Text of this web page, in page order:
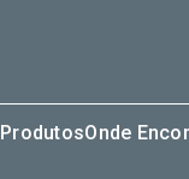
ProdutosOnde